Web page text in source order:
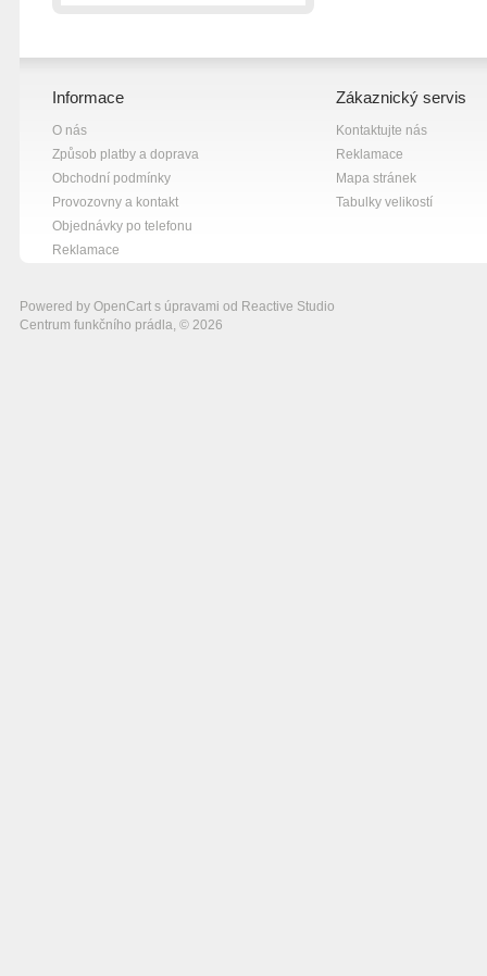
Informace
O nás
Způsob platby a doprava
Obchodní podmínky
Provozovny a kontakt
Objednávky po telefonu
Reklamace
Zákaznický servis
Kontaktujte nás
Reklamace
Mapa stránek
Tabulky velikostí
Powered by OpenCart s úpravami od Reactive Studio
Centrum funkčního prádla, © 2026